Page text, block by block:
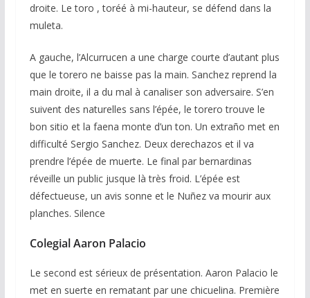
droite. Le toro , toréé à mi-hauteur, se défend dans la
muleta.
A gauche, l’Alcurrucen a une charge courte d’autant plus
que le torero ne baisse pas la main. Sanchez reprend la
main droite, il a du mal à canaliser son adversaire. S’en
suivent des naturelles sans l’épée, le torero trouve le
bon sitio et la faena monte d’un ton. Un extraño met en
difficulté Sergio Sanchez. Deux derechazos et il va
prendre l’épée de muerte. Le final par bernardinas
réveille un public jusque là très froid. L’épée est
défectueuse, un avis sonne et le Nuñez va mourir aux
planches. Silence
Colegial Aaron Palacio
Le second est sérieux de présentation. Aaron Palacio le
met en suerte en rematant par une chicuelina. Première